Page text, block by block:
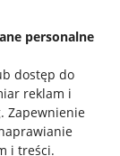
personalne
dostęp do
reklam i
. Zapewnienie
i treści.